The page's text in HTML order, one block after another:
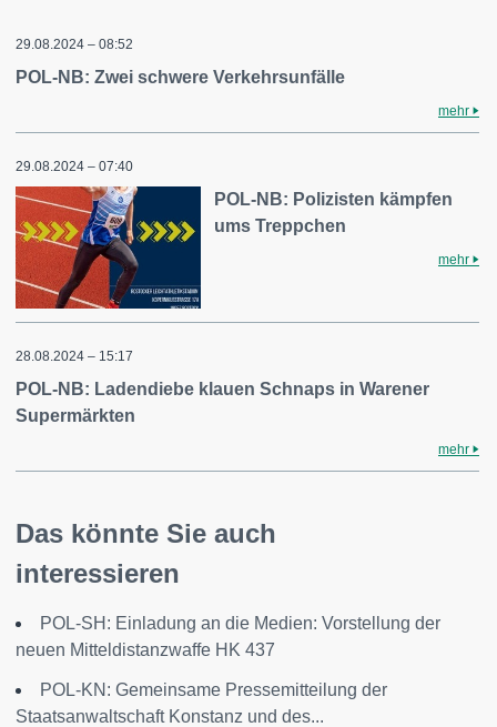
29.08.2024 – 08:52
POL-NB: Zwei schwere Verkehrsunfälle
mehr
29.08.2024 – 07:40
POL-NB: Polizisten kämpfen
ums Treppchen
mehr
28.08.2024 – 15:17
POL-NB: Ladendiebe klauen Schnaps in Warener
Supermärkten
mehr
Das könnte Sie auch
interessieren
POL-SH: Einladung an die Medien: Vorstellung der
neuen Mitteldistanzwaffe HK 437
POL-KN: Gemeinsame Pressemitteilung der
Staatsanwaltschaft Konstanz und des...